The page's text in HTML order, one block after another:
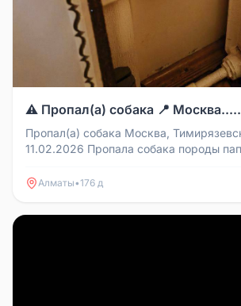
⚠️ Пропал(а) собака 📍 Москва.....
Пропал(а) собака Москва, Тимирязевский парк
11.02.2026 Пропала собака породы папильон. Окрас
Алматы•176 д